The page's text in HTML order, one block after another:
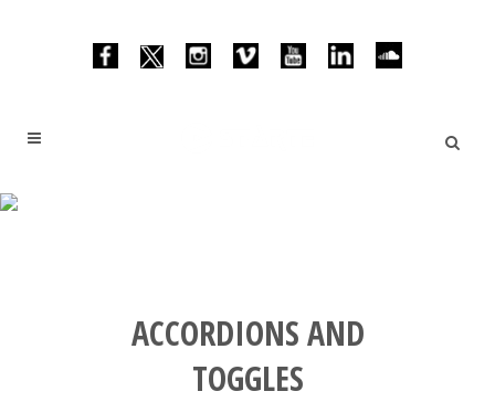
ACCORDIONS AND
TOGGLES